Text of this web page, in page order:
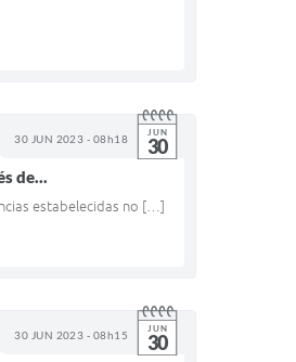
30 JUN 2023 - 08h18 JUN
30
de...
estabelecidas no […]
30 JUN 2023 - 08h15 JUN
30